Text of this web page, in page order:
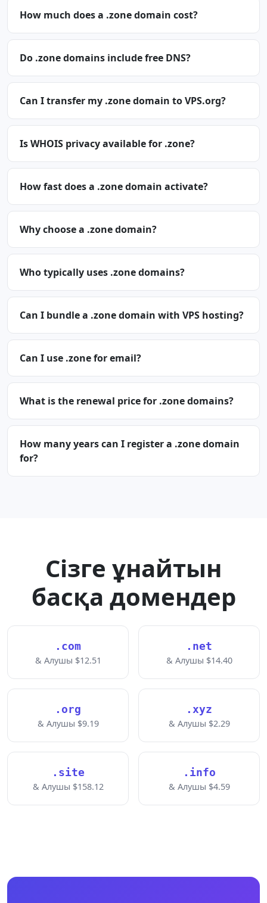
How much does a .zone domain cost?
Do .zone domains include free DNS?
Can I transfer my .zone domain to VPS.org?
Is WHOIS privacy available for .zone?
How fast does a .zone domain activate?
Why choose a .zone domain?
Who typically uses .zone domains?
Can I bundle a .zone domain with VPS hosting?
Can I use .zone for email?
What is the renewal price for .zone domains?
How many years can I register a .zone domain
for?
Сізге ұнайтын
басқа домендер
.com
& Алушы $12.51
.net
& Алушы $14.40
.org
& Алушы $9.19
.xyz
& Алушы $2.29
.site
& Алушы $158.12
.info
& Алушы $4.59